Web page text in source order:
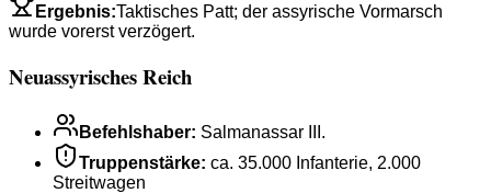
Ergebnis:Taktisches Patt; der assyrische Vormarsch
wurde vorerst verzögert.
Neuassyrisches Reich
Befehlshaber: Salmanassar III.
Truppenstärke: ca. 35.000 Infanterie, 2.000
Streitwagen